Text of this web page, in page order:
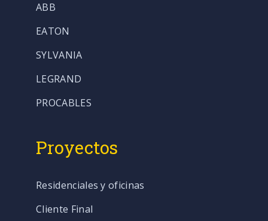
ABB
EATON
SYLVANIA
LEGRAND
PROCABLES
Proyectos
Residenciales y oficinas
Cliente Final